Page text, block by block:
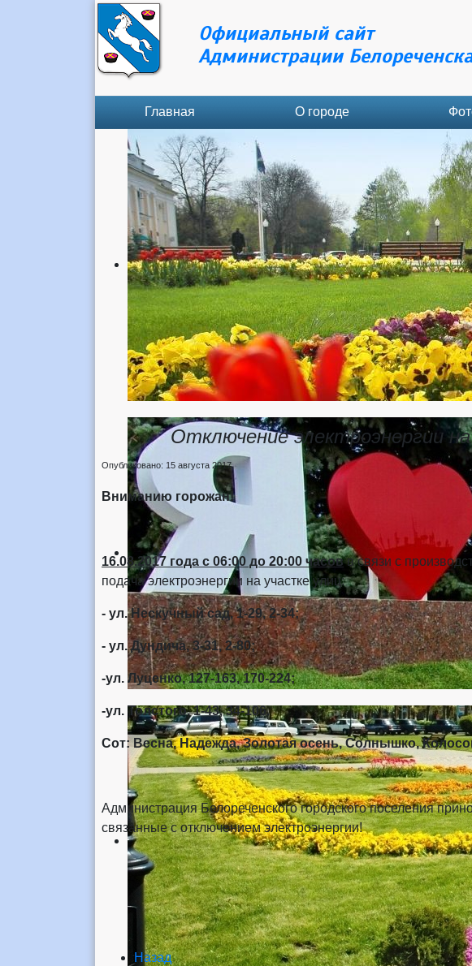
Официальный сайт
Администрации
Главная О городе
Отключение электроэнергии
Опубликовано: 15 августа 2017
Вниманию горожан!
16.08.2017 года с 06:00 до 20:00 часовв связи с
подача электроэнергии на участке улиц:
- ул. Нескучный сад, 1-29, 2-34;
- ул. Дундича, 3-31, 2-80;
-ул. Луценко, 127-163, 170-224;
-ул. Толстого, 1-43, 34-106.
Сот: Весна, Надежда, Золотая осень, Солнышко,
Администрация Белореченского городского поселения
связанные с отключением электроэнергии!
Назад